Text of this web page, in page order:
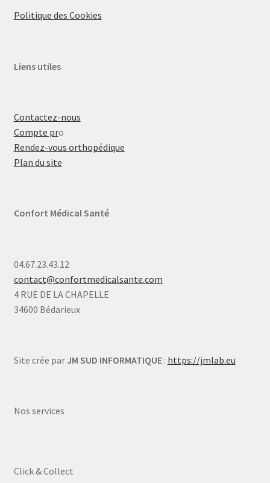
Politique des Cookies
Liens utiles
Contactez-nous
Compte pro
Rendez-vous orthopédique
Plan du site
Confort Médical Santé
04.67.23.43.12
contact@confortmedicalsante.com
4 RUE DE LA CHAPELLE
34600 Bédarieux
Site crée par JM SUD INFORMATIQUE: https://jmlab.eu
Nos services
Click & Collect